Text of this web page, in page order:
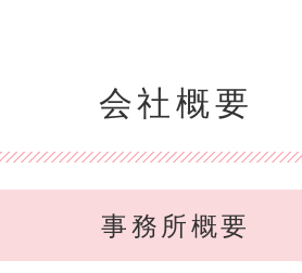
会社概要
事務所概要